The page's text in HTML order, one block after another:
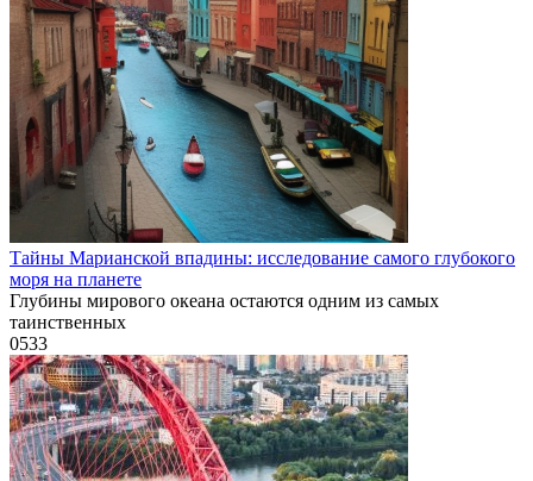
Тайны Марианской впадины: исследование самого глубокого
моря на планете
Глубины мирового океана остаются одним из самых
таинственных
0533